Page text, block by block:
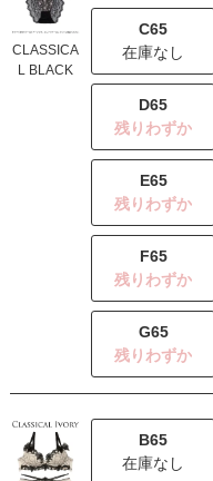
CLASSICA
L BLACK
C65
在庫なし
D65
残りわずか
E65
残りわずか
F65
残りわずか
G65
残りわずか
B65
在庫なし